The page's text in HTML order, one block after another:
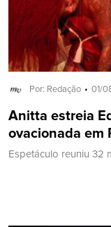
Por: Redação 01/
Anitta estreia
ovacionada em
Espetáculo reuniu 32